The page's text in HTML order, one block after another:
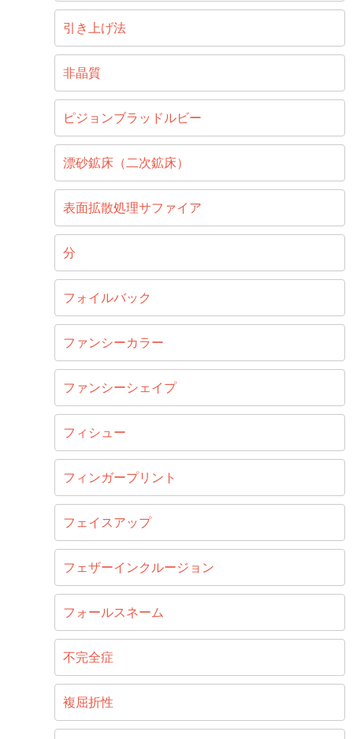
引き上げ法
非晶質
ピジョンブラッドルビー
漂砂鉱床（二次鉱床）
表面拡散処理サファイア
分
フォイルバック
ファンシーカラー
ファンシーシェイプ
フィシュー
フィンガープリント
フェイスアップ
フェザーインクルージョン
フォールスネーム
不完全症
複屈折性